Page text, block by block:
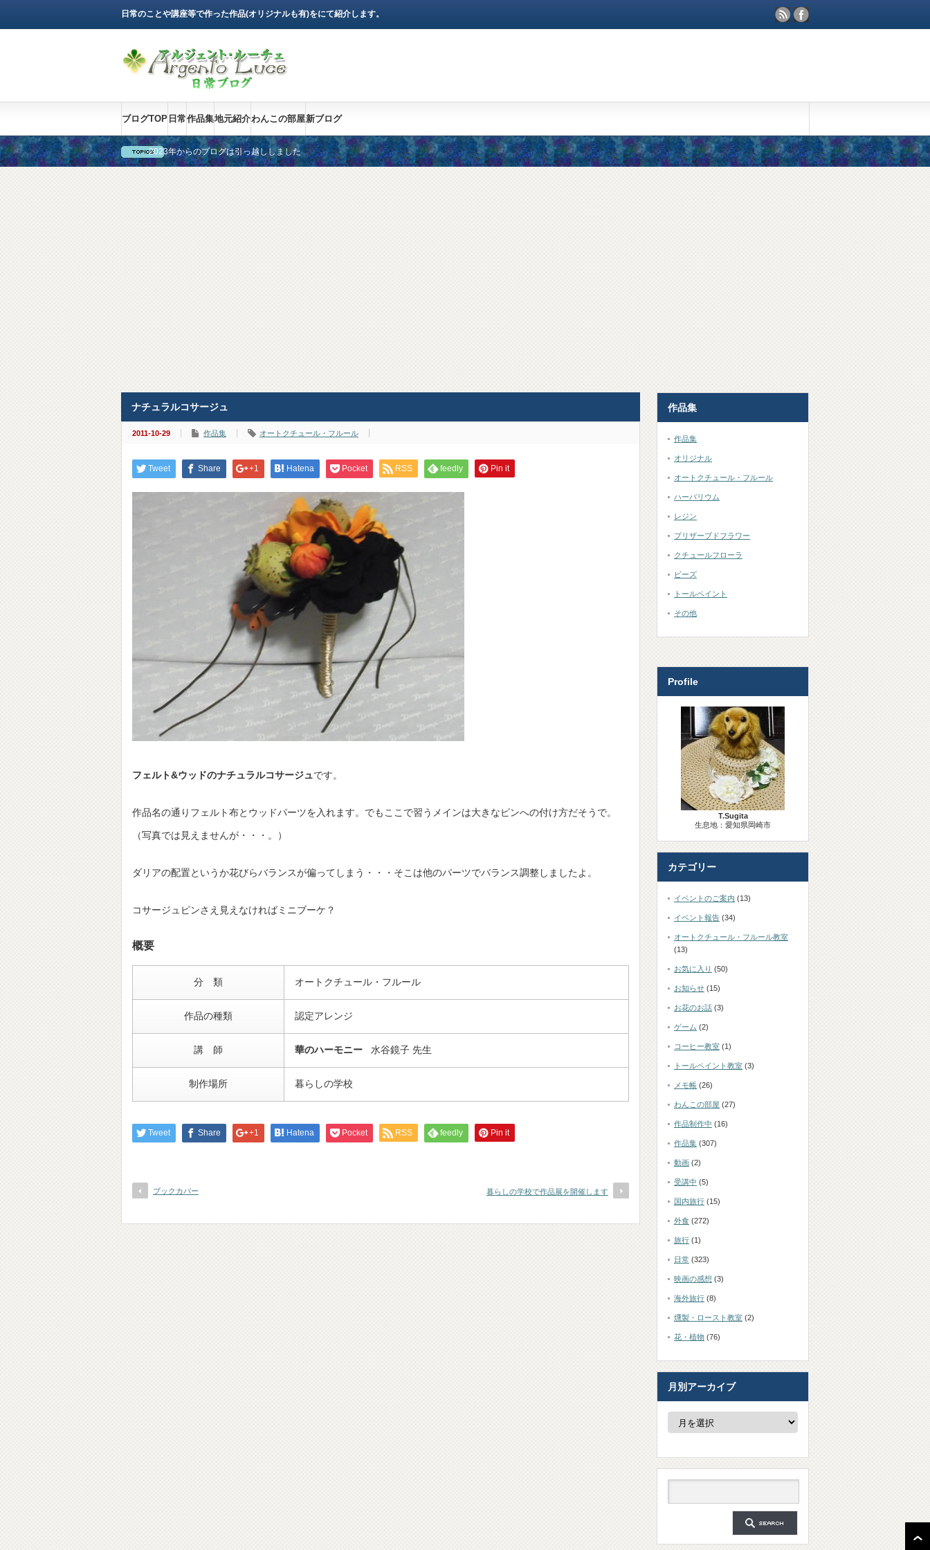
日常のことや講座等で作った作品(オリジナルも有)をにて紹介します。
ブログTOP 日常作品集地元紹介わんこの部屋新ブログ
2023年からのブログは引っ越ししました
ナチュラルコサージュ
2011-10-29 作品集 オートクチュール・フルール
Tweet Share +1 Hatena Pocket RSS feedly Pin it
フェルト&ウッドのナチュラルコサージュです。
作品名の通りフェルト布とウッドパーツを入れます。でもここで習うメインは大きなピンへの付け方だそうで。
（写真では見えませんが・・・。）
ダリアの配置というか花びらバランスが偏ってしまう・・・そこは他のパーツでバランス調整しましたよ。
コサージュピンさえ見えなければミニブーケ？
概要
分 類 オートクチュール・フルール
作品の種類 認定アレンジ
講 師 華のハーモニー 水谷鏡子 先生
制作場所 暮らしの学校
Tweet Share +1 Hatena Pocket RSS feedly Pin it
ブックカバー 暮らしの学校で作品展を開催します
作品集
作品集
オリジナル
オートクチュール・フルール
ハーバリウム
レジン
プリザーブドフラワー
クチュールフローラ
ビーズ
トールペイント
その他
Profile
T.Sugita
生息地：愛知県岡崎市
カテゴリー
イベントのご案内 (13)
イベント報告 (34)
オートクチュール・フルール教室
(13)
お気に入り (50)
お知らせ (15)
お花のお話 (3)
ゲーム (2)
コーヒー教室 (1)
トールペイント教室 (3)
メモ帳 (26)
わんこの部屋 (27)
作品制作中 (16)
作品集 (307)
動画 (2)
受講中 (5)
国内旅行 (15)
外食 (272)
旅行 (1)
日常 (323)
映画の感想 (3)
海外旅行 (8)
燻製・ロースト教室 (2)
花・植物 (76)
月別アーカイブ
月
カ
イ
ブ